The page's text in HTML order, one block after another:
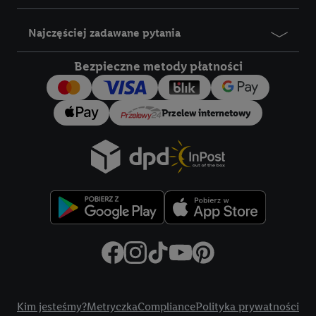
Najczęściej zadawane pytania
Bezpieczne metody płatności
Przelew internetowy
Kim jesteśmy?MetryczkaCompliancePolityka prywatności
docelowych, opracowywania ofert oraz zapewnienia
bezpieczeństwa technicznego i optymalizacji wyświetlania
Jeśli użytkownik wyrazi zgodę w tym miejscu, a następnie
utworzy konto Lidl Plus lub zaloguje się na istniejące konto
Lidl Plus, możemy również użyć podanego tam adresu e-mail
jako współadministratorzy - wspólnie z jednym z wyżej
wymienionych partnerów w celu utworzenia specjalnego
identyfikatora internetowego (tzw. EUID), który możemy
identyfikator Utiq SA/NV ("Utiq"), aby rozpoznać użytkownika
w usługach świadczonych przez podmioty trzecie i wyświetlać
partnerów wymienionych powyżej będziemy również jako
współadministratorzy przetwarzać adres e-mail użytkownika